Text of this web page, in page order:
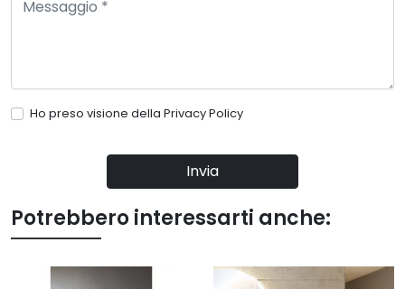
Ho preso visione della Privacy Policy
Invia
Potrebbero interessarti anche: